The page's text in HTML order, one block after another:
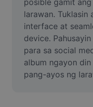
Enhance quality
Video Editor
Trim Video
Add Subtitles To
posible gamit
larawan. Tuklasin
interface at
device.
para sa social
album ngayon
pang-ayos ng